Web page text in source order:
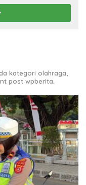
kategori olahraga,
post wpberita.